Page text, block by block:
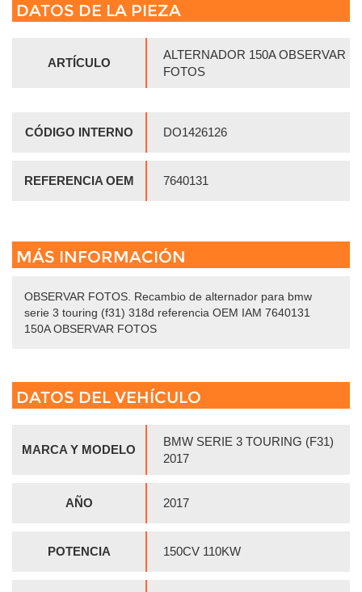
DATOS DE LA PIEZA
ARTÍCULO
ALTERNADOR 150A OBSERVAR
FOTOS
CÓDIGO INTERNO DO1426126
REFERENCIA OEM 7640131
MÁS INFORMACIÓN
OBSERVAR FOTOS. Recambio de alternador para bmw
serie 3 touring (f31) 318d referencia OEM IAM 7640131
150A OBSERVAR FOTOS
DATOS DEL VEHÍCULO
MARCA Y MODELO
BMW SERIE 3 TOURING (F31)
2017
AÑO 2017
POTENCIA 150CV 110KW